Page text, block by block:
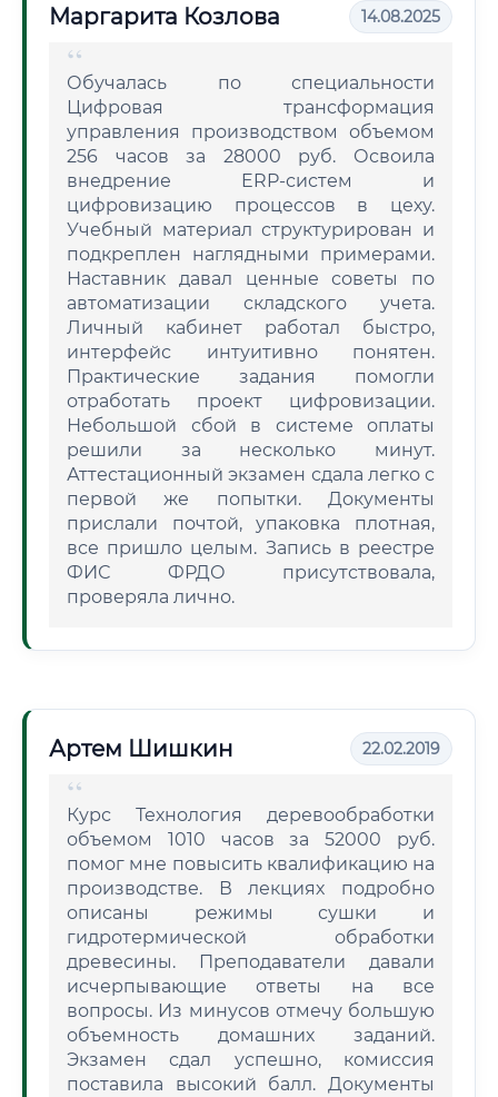
Маргарита Козлова 14.08.2025
Обучалась по специальности
Цифровая трансформация
управления производством объемом
256 часов за 28000 руб. Освоила
внедрение ERP-систем и
цифровизацию процессов в цеху.
Учебный материал структурирован и
подкреплен наглядными примерами.
Наставник давал ценные советы по
автоматизации складского учета.
Личный кабинет работал быстро,
интерфейс интуитивно понятен.
Практические задания помогли
отработать проект цифровизации.
Небольшой сбой в системе оплаты
решили за несколько минут.
Аттестационный экзамен сдала легко с
первой же попытки. Документы
прислали почтой, упаковка плотная,
все пришло целым. Запись в реестре
ФИС ФРДО присутствовала,
проверяла лично.
Артем Шишкин 22.02.2019
Курс Технология деревообработки
объемом 1010 часов за 52000 руб.
помог мне повысить квалификацию на
производстве. В лекциях подробно
описаны режимы сушки и
гидротермической обработки
древесины. Преподаватели давали
исчерпывающие ответы на все
вопросы. Из минусов отмечу большую
объемность домашних заданий.
Экзамен сдал успешно, комиссия
поставила высокий балл. Документы